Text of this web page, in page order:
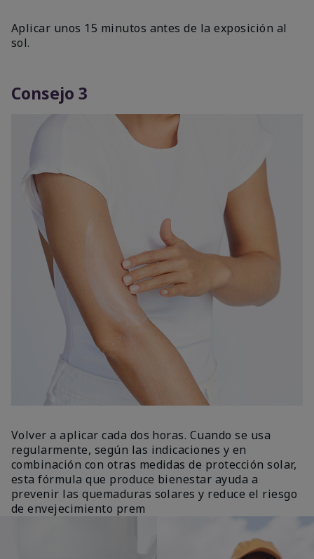
Aplicar unos 15 minutos antes de la exposición al
sol.
Consejo 3
Volver a aplicar cada dos horas. Cuando se usa
regularmente, según las indicaciones y en
combinación con otras medidas de protección solar,
esta fórmula que produce bienestar ayuda a
prevenir las quemaduras solares y reduce el riesgo
de envejecimiento prem